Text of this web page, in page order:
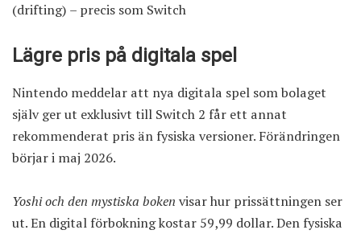
(drifting) – precis som Switch
Lägre pris på digitala spel
Nintendo meddelar att nya digitala spel som bolaget
själv ger ut exklusivt till Switch 2 får ett annat
rekommenderat pris än fysiska versioner. Förändringen
börjar i maj 2026.
Yoshi och den mystiska boken visar hur prissättningen ser
ut. En digital förbokning kostar 59,99 dollar. Den fysiska